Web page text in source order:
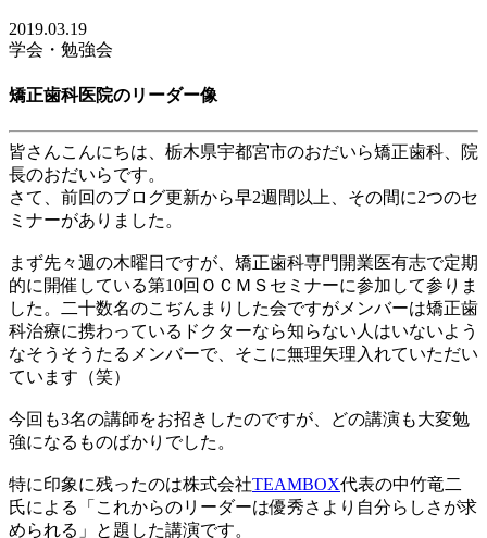
2019.03.19
学会・勉強会
矯正歯科医院のリーダー像
皆さんこんにちは、栃木県宇都宮市のおだいら矯正歯科、院
長のおだいらです。
さて、前回のブログ更新から早2週間以上、その間に2つのセ
ミナーがありました。
まず先々週の木曜日ですが、矯正歯科専門開業医有志で定期
的に開催している第10回ＯＣＭＳセミナーに参加して参りま
した。二十数名のこぢんまりした会ですがメンバーは矯正歯
科治療に携わっているドクターなら知らない人はいないよう
なそうそうたるメンバーで、そこに無理矢理入れていただい
ています（笑）
今回も3名の講師をお招きしたのですが、どの講演も大変勉
強になるものばかりでした。
特に印象に残ったのは株式会社TEAMBOX代表の中竹竜二
氏による「これからのリーダーは優秀さより自分らしさが求
められる」と題した講演です。